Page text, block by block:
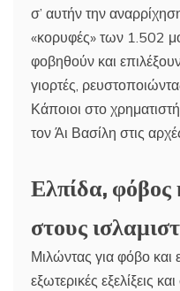
σ’ αυτήν την
«κορυφές» των 1.502
φοβηθούν και
γιορτές,
Κάποιοι στο
τον Άι Βασίλη στις
Ελπίδα, φόβος
στους
Μιλώντας για φόβο και
εξωτερικές εξελίξεις